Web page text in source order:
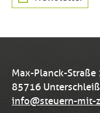
Max-Planck-Straße
85716
info@steuern-mit-